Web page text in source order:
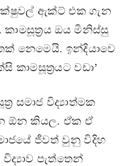
ඇක්ට් එක ගැන
ඔය මිනිස්සු
නෙමෙයි. ඉන්දියාවෙ
වඩා’
සමාජ විද්‍යාත්මක
ඕන කියල. ඒක ඒ
ජීවත් වුනු විදිහ
පැත්තෙන්